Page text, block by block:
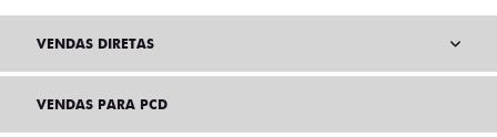
VENDAS DIRETAS
VENDAS PARA PCD